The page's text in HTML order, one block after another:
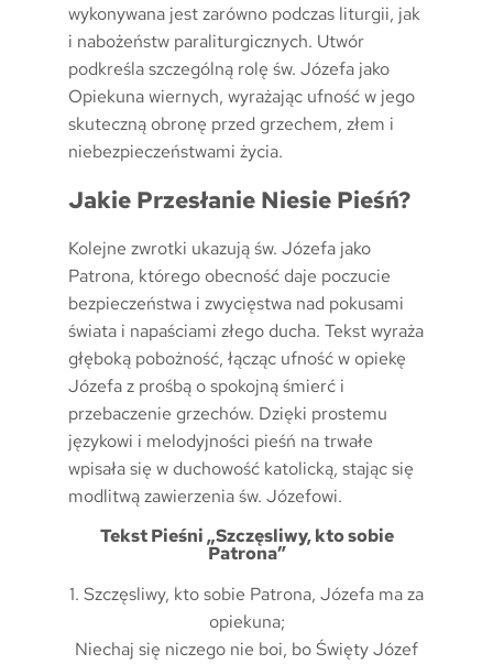
wykonywana jest zarówno podczas liturgii, jak
i nabożeństw paraliturgicznych. Utwór
podkreśla szczególną rolę św. Józefa jako
Opiekuna wiernych, wyrażając ufność w jego
skuteczną obronę przed grzechem, złem i
niebezpieczeństwami życia.
Jakie Przesłanie Niesie Pieśń?
Kolejne zwrotki ukazują św. Józefa jako
Patrona, którego obecność daje poczucie
bezpieczeństwa i zwycięstwa nad pokusami
świata i napaściami złego ducha. Tekst wyraża
głęboką pobożność, łącząc ufność w opiekę
Józefa z prośbą o spokojną śmierć i
przebaczenie grzechów. Dzięki prostemu
językowi i melodyjności pieśń na trwałe
wpisała się w duchowość katolicką, stając się
modlitwą zawierzenia św. Józefowi.
Tekst Pieśni „Szczęsliwy, kto sobie
Patrona”
1. Szczęsliwy, kto sobie Patrona, Józefa ma za
opiekuna;
Niechaj się niczego nie boi, bo Święty Józef